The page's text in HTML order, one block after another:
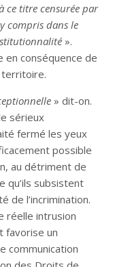
ce titre censurée par
compris dans le
».
conséquence de
territoire.
» dit-on.
sérieux
fermé les yeux
possible
au détriment de
qu’ils subsistent
de l’incrimination.
réelle intrusion
favorise un
communication